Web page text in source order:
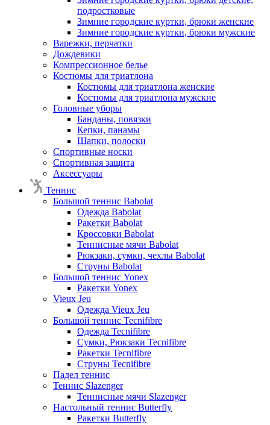
подростковые
Зимние городские куртки, брюки женские
Зимние городские куртки, брюки мужские
Варежки, перчатки
Дождевики
Компрессионное белье
Костюмы для триатлона
Костюмы для триатлона женские
Костюмы для триатлона мужские
Головные уборы
Банданы, повязки
Кепки, панамы
Шапки, полоски
Спортивные носки
Спортивная защита
Аксессуары
Теннис
Большой теннис Babolat
Одежда Babolat
Ракетки Babolat
Кроссовки Babolat
Теннисные мячи Babolat
Рюкзаки, сумки, чехлы Babolat
Струны Babolat
Большой теннис Yonex
Ракетки Yonex
Vieux Jeu
Одежда Vieux Jeu
Большой теннис Tecnifibre
Одежда Tecnifibre
Сумки, Рюкзаки Tecnifibre
Ракетки Tecnifibre
Струны Tecnifibre
Падел теннис
Теннис Slazenger
Теннисные мячи Slazenger
Настольный теннис Butterfly
Ракетки Butterfly